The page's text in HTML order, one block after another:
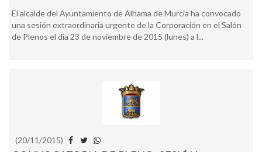
El alcalde del Ayuntamiento de Alhama de Murcia ha convocado
una sesión extraordinaria urgente de la Corporación en el Salón
de Plenos el día 23 de noviembre de 2015 (lunes) a l...
(20/11/2015)